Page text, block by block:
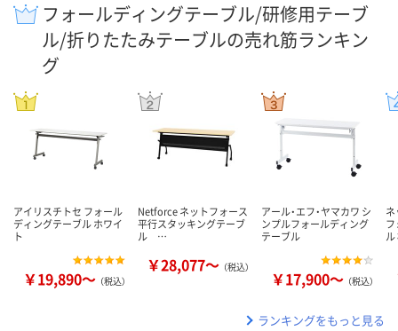
フォールディングテーブル/研修用テーブ
ル/折りたたみテーブルの売れ筋ランキン
グ
アイリスチトセ フォール
ディングテーブル ホワイ
ト
￥19,890～ （税込）
Netforce ネットフォース
平行スタッキングテーブ
ル …
￥28,077～ （税込）
アール・エフ・ヤマカワ シ
ンプルフォールディング
テーブル
￥17,900～ （税込）
ランキングをもっと見る